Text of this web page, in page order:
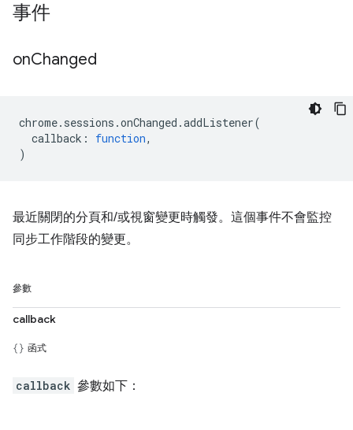
事件
onChanged
chrome. sessions .onChanged .addListener(
callback : function,
)
最近關閉的分頁和/或視窗變更時觸發。這個事件不會監控
同步工作階段的變更。
參數
callback
函式
callback 參數如下：